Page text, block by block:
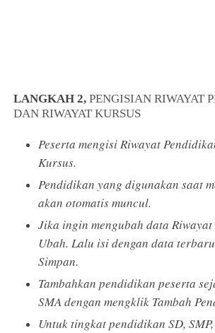
LANGKAH 2, PENGISIAN RIWAYAT
DAN RIWAYAT KURSUS
Peserta mengisi Riwayat
Kursus.
Pendidikan yang digunakan saat
akan otomatis muncul.
Jika ingin mengubah data
Ubah. Lalu isi dengan data
Simpan.
Tambahkan pendidikan peserta
SMA dengan mengklik Tambah
Untuk tingkat pendidikan SD,